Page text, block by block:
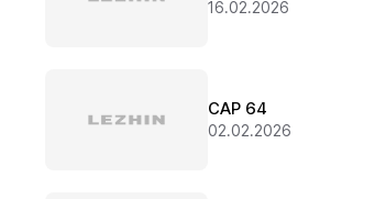
16.02.2026
CAP 64
02.02.2026